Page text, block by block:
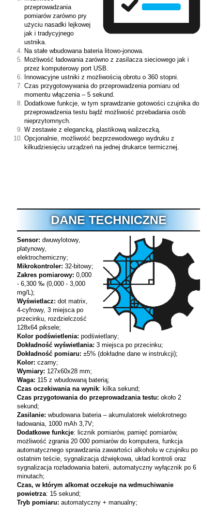
przeprowadzania
pomiarów zarówno pry
użyciu nasadki lejkowej
jak i tradycyjnego
ustnika.
Na stałe wbudowana bateria litowo-jonowa.
Możliwość ładowania zarówno z zasilacza sieciowego jak i
przez komputerowy port USB.
Innowacyjne ustniki z możliwością obrotu o 360 stopni.
Czas przygotowywania do przeprowadzenia pomiaru od
momentu włączenia – 5 sekund.
Dodatkowe funkcje, w tym sprawdzanie gotowości czujnika do
przeprowadzenia testu bądź możliwość przebadania osób
nieprzytomnych.
W zestawie z elegancką, plastikową walizeczką.
Opcjonalnie, możliwość bezprzewodowego wydruku z
kilkudziesięciu urządzeń na jednej drukarce termicznej.
DANE TECHNICZNE
Sensor: dwuwylotowy,
platynowy,
elektrochemiczny;
Mikrokontroler: 32-bitowy;
Zakres pomiarowy: 0,000
- 6,300 ‰ (0,000 - 3,000
mg/L);
Wyświetlacz: dot matrix,
4-cyfrowy, 3 miejsca po
przecinku, rozdzielczość
128x64 piksele;
Kolor podświetlenia: podświetlany;
Dokładność wyświetlania: 3 miejsca po przecinku;
Dokładność pomiaru: ±5% (dokładne dane w instrukcji);
Kolor: czarny;
Wymiary: 127x60x28 mm;
Waga: 115 z wbudowaną baterią;
Czas oczekiwania na wynik: kilka sekund;
Czas przygotowania do przeprowadzania testu: około 2
sekund;
Zasilanie: wbudowana bateria – akumulatorek wielokrotnego
ładowania, 1000 mAh 3,7V;
Dodatkowe funkcje: licznik pomiarów, pamięć pomiarów,
możliwość zgrania 20 000 pomiarów do komputera, funkcja
automatycznego sprawdzania zawartości alkoholu w czujniku po
ostatnim teście, sygnalizacja dźwiękowa, układ kontroli oraz
sygnalizacja rozładowania baterii, automatyczny wyłącznik po 6
minutach;
Czas, w którym alkomat oczekuje na wdmuchiwanie
powietrza: 15 sekund;
Tryb pomiaru: automatyczny + manualny;